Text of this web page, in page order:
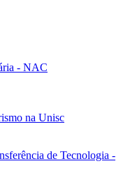
- NAC
na Unisc
de Tecnologia -